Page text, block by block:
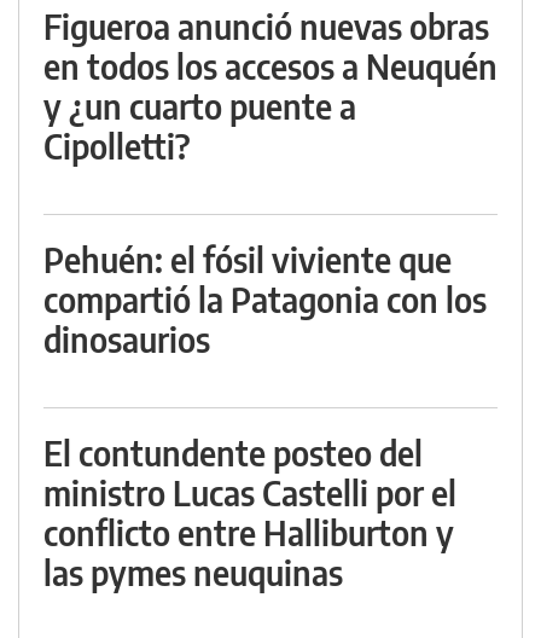
Figueroa anunció nuevas obras
en todos los accesos a Neuquén
y ¿un cuarto puente a
Cipolletti?
Pehuén: el fósil viviente que
compartió la Patagonia con los
dinosaurios
El contundente posteo del
ministro Lucas Castelli por el
conflicto entre Halliburton y
las pymes neuquinas